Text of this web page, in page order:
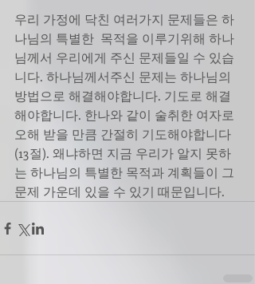
우리 가정에 닥친 여러가지 문제들은 하
나님의 특별한  목적을 이루기위해 하나
님께서 우리에게 주신 문제들일 수 있습
니다. 하나님께서주신 문제는 하나님의
방법으로 해결해야합니다. 기도로 해결
해야합니다. 한나와 같이 술취한 여자로
오해 받을 만큼 간절히 기도해야합니다
(13절). 왜냐하면 지금 우리가 알지 못하
는 하나님의 특별한 목적과 계획들이 그
문제 가운데 있을 수 있기 때문입니다.